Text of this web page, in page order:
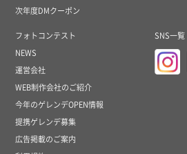
次年度DMクーポン
フォトコンテスト
NEWS
運営会社
WEB制作会社のご紹介
今年のゲレンデOPEN情報
提携ゲレンデ募集
広告掲載のご案内
SNS一覧